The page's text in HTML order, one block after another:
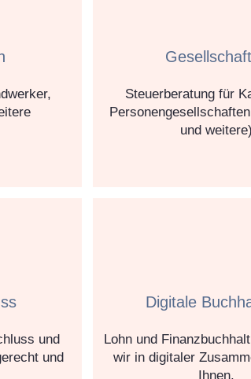
und
und
Steuerberatung für
und weitere)
Digitale
Lohn und
wir in digitaler
Ihnen.